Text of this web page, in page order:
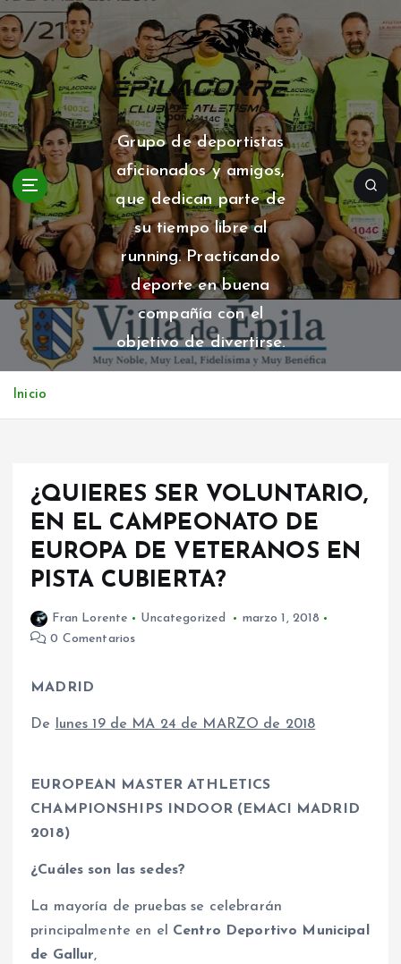
S
a
l
t
a
r
a
l
e
n
i
Grupo de deportistas
aficionados y amigos,
que dedican parte de
su tiempo libre al
running. Practicando
deporte en buena
compañía con el
objetivo de divertirse.
Inicio
¿QUIERES SER VOLUNTARIO,
EN EL CAMPEONATO DE
EUROPA DE VETERANOS EN
PISTA CUBIERTA?
Fran Lorente Uncategorized
marzo 1, 2018
0 Comentarios
MADRID
De lunes 19 de MA 24 de MARZO de 2018
EUROPEAN MASTER ATHLETICS
CHAMPIONSHIPS INDOOR (EMACI MADRID
2018)
¿Cuáles son las sedes?
La mayoría de pruebas se celebrarán
principalmente en el Centro Deportivo Municipal
de Gallur,